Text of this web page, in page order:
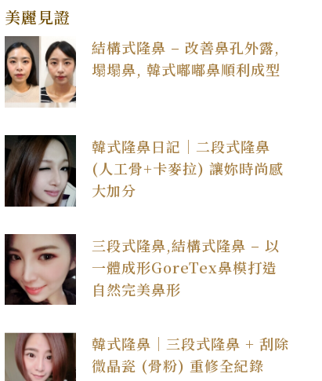
美麗見證
結構式隆鼻 – 改善鼻孔外露,
塌塌鼻, 韓式嘟嘟鼻順利成型
韓式隆鼻日記｜二段式隆鼻
(人工骨+卡麥拉) 讓妳時尚感
大加分
三段式隆鼻,結構式隆鼻 – 以
一體成形GoreTex鼻模打造
自然完美鼻形
韓式隆鼻｜三段式隆鼻 + 刮除
微晶瓷 (骨粉) 重修全紀錄